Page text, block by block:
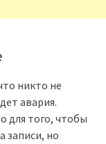
никто не
авария.
для того, чтобы
записи, но